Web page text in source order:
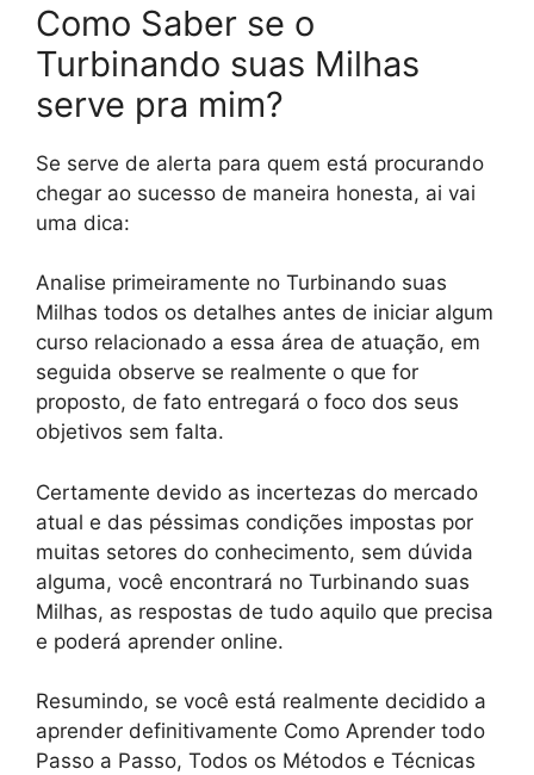
Como Saber se o
Turbinando suas Milhas
serve pra mim?
Se serve de alerta para quem está procurando
chegar ao sucesso de maneira honesta, ai vai
uma dica:
Analise primeiramente no Turbinando suas
Milhas todos os detalhes antes de iniciar algum
curso relacionado a essa área de atuação, em
seguida observe se realmente o que for
proposto, de fato entregará o foco dos seus
objetivos sem falta.
Certamente devido as incertezas do mercado
atual e das péssimas condições impostas por
muitas setores do conhecimento, sem dúvida
alguma, você encontrará no Turbinando suas
Milhas, as respostas de tudo aquilo que precisa
e poderá aprender online.
Resumindo, se você está realmente decidido a
aprender definitivamente Como Aprender todo
Passo a Passo, Todos os Métodos e Técnicas